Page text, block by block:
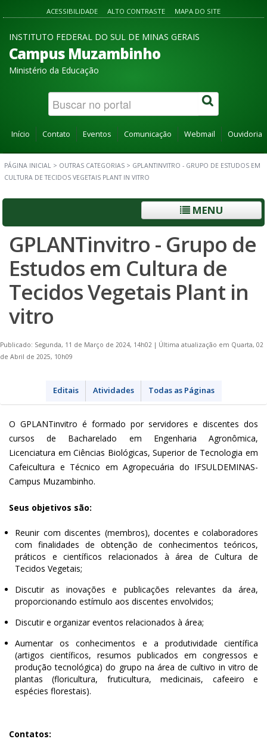
ACESSIBILIDADE ALTO CONTRASTE MAPA DO SITE
INSTITUTO FEDERAL DO SUL DE MINAS GERAIS
Campus Muzambinho
Ministério da Educação
Início Contato Eventos Comunicação Webmail Ouvidoria
PÁGINA INICIAL > OUTRAS CATEGORIAS > GPLANTINVITRO - GRUPO DE ESTUDOS EM
CULTURA DE TECIDOS VEGETAIS PLANT IN VITRO
MENU
GPLANTinvitro - Grupo de
Estudos em Cultura de
Tecidos Vegetais Plant in
vitro
Publicado: Segunda, 11 de Março de 2024, 14h02 | Última atualização em Quarta, 02
de Abril de 2025, 10h09
Editais Atividades Todas as Páginas
O GPLANTinvitro é formado por servidores e discentes dos
cursos de Bacharelado em Engenharia Agronômica,
Licenciatura em Ciências Biológicas, Superior de Tecnologia em
Cafeicultura e Técnico em Agropecuária do IFSULDEMINAS-
Campus Muzambinho.
Seus objetivos são:
Reunir com discentes (membros), docentes e colaboradores
com finalidades de obtenção de conhecimentos teóricos,
práticos e científicos relacionados à área de Cultura de
Tecidos Vegetais;
Discutir as inovações e publicações relevantes da área,
proporcionando estímulo aos discentes envolvidos;
Discutir e organizar eventos relacionados à área;
Aumentar os conhecimentos e a produtividade científica
(artigos científicos, resumos publicados em congressos e
produção tecnológica) do grupo na área de cultivo in vitro de
plantas (floricultura, fruticultura, medicinais, cafeeiro e
espécies florestais).
Contatos: